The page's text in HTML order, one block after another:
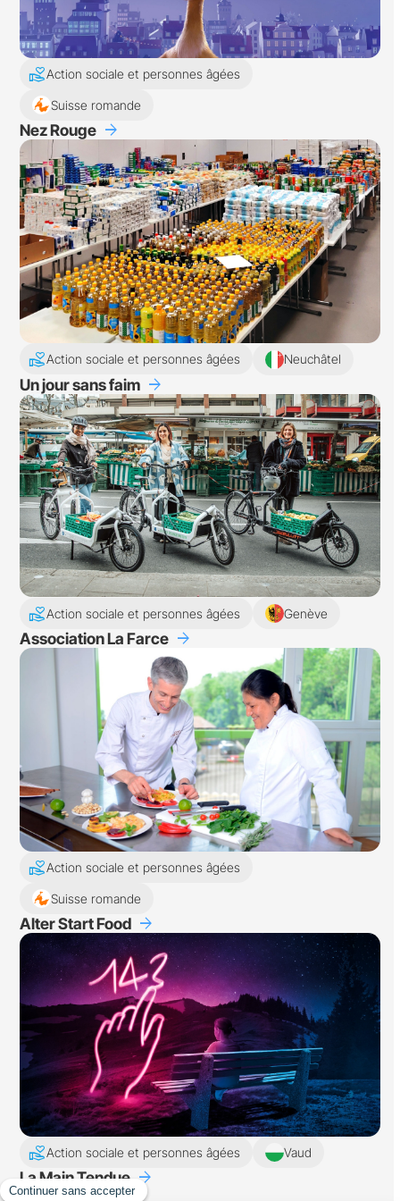
volunteer_activismAction sociale et personnes âgées
Suisse romande
Nez Rouge arrow_forward
volunteer_activismAction sociale et personnes âgées Neuchâtel
Un jour sans faim arrow_forward
volunteer_activismAction sociale et personnes âgées Genève
Association La Farce arrow_forward
volunteer_activismAction sociale et personnes âgées
Suisse romande
Alter Start Food arrow_forward
volunteer_activismAction sociale et personnes âgées Vaud
La Main Tendue arrow_forward